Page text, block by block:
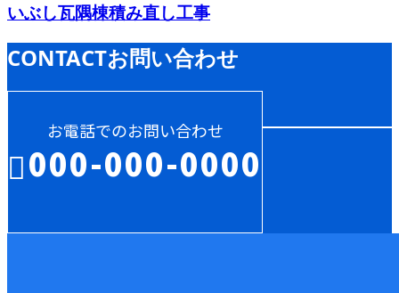
いぶし瓦隅棟積み直し工事
CONTACTお問い合わせ
お電話でのお問い合わせ
000-000-0000